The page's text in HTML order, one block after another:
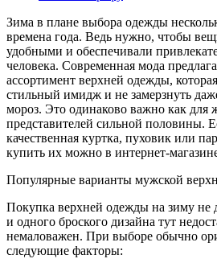
Зима в плане выбора одежды
времена года. Ведь нужно, чтобы
удобными и обеспечивали
человека. Современная мода
ассортимент верхней одежды,
стильный имидж и не замерзнуть
мороз. Это одинаково важно как для
представителей сильной половины.
качественная куртка, пуховик или
купить их можно в интернет-
Популярные варианты мужской
Покупка верхней одежды на зиму не
и одного броского дизайна тут
немаловажен. При выборе обычно
следующие факторы: